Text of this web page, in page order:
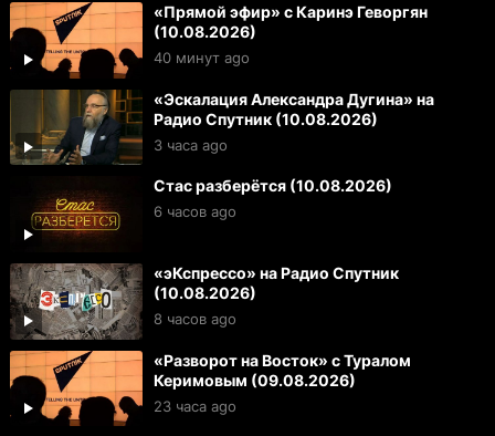
«Прямой эфир» с Каринэ Геворгян
(10.08.2026)
40 минут ago
«Эскалация Александра Дугина» на
Радио Спутник (10.08.2026)
3 часа ago
Стас разберётся (10.08.2026)
6 часов ago
«эКспрессо» на Радио Спутник
(10.08.2026)
8 часов ago
«Разворот на Восток» с Туралом
Керимовым (09.08.2026)
23 часа ago